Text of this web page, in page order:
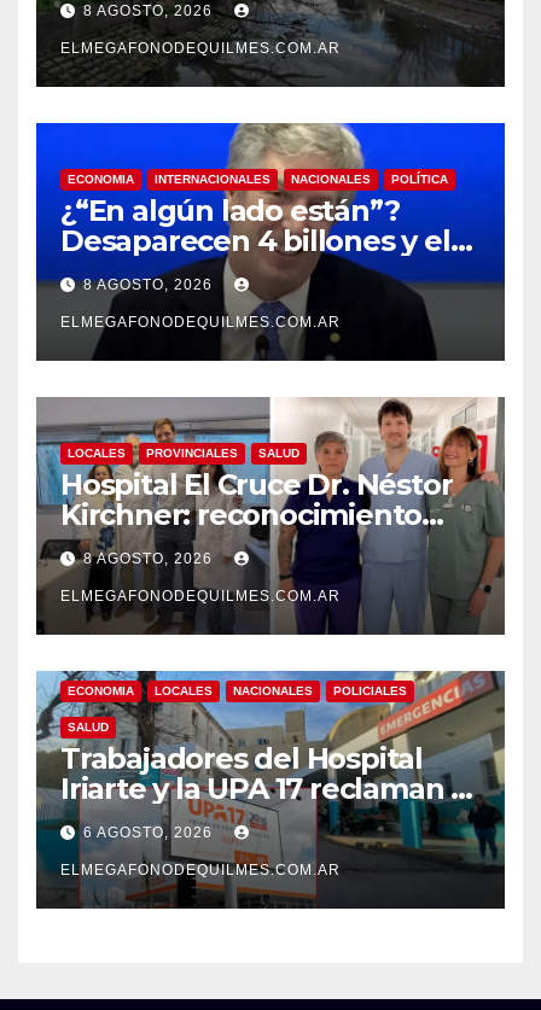
8 AGOSTO, 2026
ELMEGAFONODEQUILMES.COM.AR
ECONOMIA INTERNACIONALES NACIONALES POLÍTICA
¿“En algún lado están”?
Desaparecen 4 billones y el
presidente del BCRA
responde con una risita
8 AGOSTO, 2026
ELMEGAFONODEQUILMES.COM.AR
LOCALES PROVINCIALES SALUD
Hospital El Cruce Dr. Néstor
Kirchner: reconocimiento
internacional a la calidad de
su atención
8 AGOSTO, 2026
ELMEGAFONODEQUILMES.COM.AR
ECONOMIA LOCALES NACIONALES POLICIALES
SALUD
Trabajadores del Hospital
Iriarte y la UPA 17 reclaman el
pase a planta de becarios y
mejoras laborales
6 AGOSTO, 2026
ELMEGAFONODEQUILMES.COM.AR